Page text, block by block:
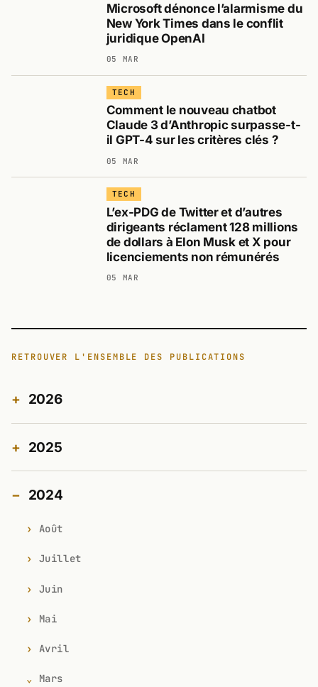
Microsoft dénonce l’alarmisme du
New York Times dans le conflit
juridique OpenAI
05 MAR
TECH
Comment le nouveau chatbot
Claude 3 d’Anthropic surpasse-t-
il GPT-4 sur les critères clés ?
05 MAR
TECH
L’ex-PDG de Twitter et d’autres
dirigeants réclament 128 millions
de dollars à Elon Musk et X pour
licenciements non rémunérés
05 MAR
RETROUVER L'ENSEMBLE DES PUBLICATIONS
2026
2025
2024
Août
Juillet
Juin
Mai
Avril
Mars